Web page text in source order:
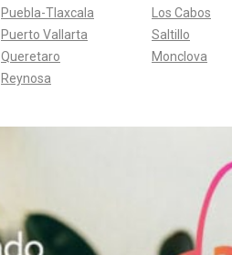
Puebla-Tlaxcala
Puerto Vallarta
Queretaro
Reynosa
Los Cabos
Saltillo
Monclova